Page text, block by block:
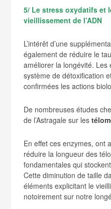
5/ Le stress oxydatifs et
vieillissement de l’ADN
L’intérêt d’une
également de réduire le
améliorer la longévité. Les
système de détoxification
confirmées les actions
De nombreuses études
de l’Astragale sur les
En effet ces enzymes, ont
réduire la longueur des
fondamentales qui
Cette diminution de taille
éléments explicitant le
notoirement sur notre